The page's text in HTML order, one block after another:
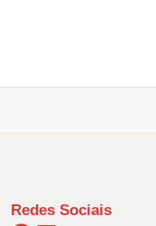
Redes Sociais